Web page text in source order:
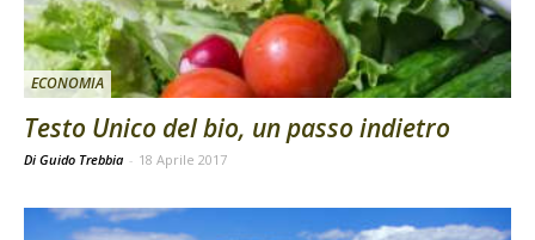
ECONOMIA
Testo Unico del bio, un passo indietro
Di Guido Trebbia - 18 Aprile 2017